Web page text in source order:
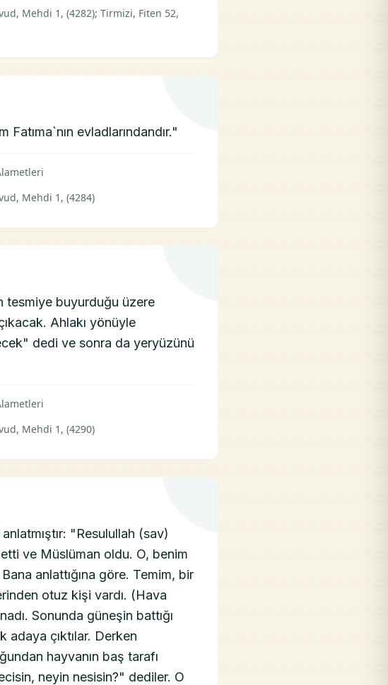
Mehdi 1, (4282); Tirmizi, Fiten 52,
evladlarındandır."
Mehdi 1, (4284)
tesmiye buyurduğu üzere
Ahlakı yönüyle
dedi ve sonra da yeryüzünü
Mehdi 1, (4290)
"Resulullah (sav)
ve Müslüman oldu. O, benim
anlattığına göre. Temim, bir
otuz kişi vardı. (Hava
Sonunda güneşin battığı
adaya çıktılar. Derken
hayvanın baş tarafı
neyin nesisin?" dediler. O